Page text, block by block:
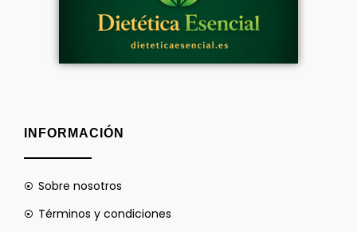
INFORMACIÓN
Sobre nosotros
Términos y condiciones